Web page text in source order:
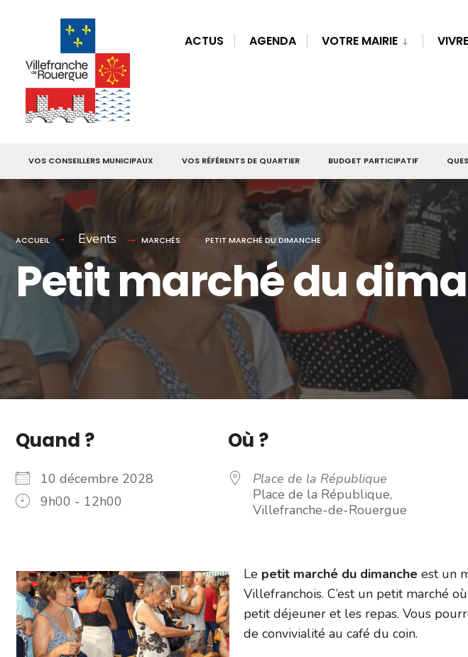
ACTUS AGENDA VOTRE MAIRIE
VOS CONSEILLERS MUNICIPAUX VOS RÉFÉRENTS DE QUARTIER BUDGET PARTICIPATIF
ACCUEIL Events MARCHÉS PETIT MARCHÉ DU DIMANCHE
Petit marché du
Quand ?
10 décembre 2028
9h00 - 12h00
Où ?
Place de la République
Place de la République,
Villefranche-de-Rouergue
Le petit marché du dimanche est un
Villefranchois. C’est un petit marché
petit déjeuner et les repas. Vous
de convivialité au café du coin.